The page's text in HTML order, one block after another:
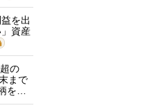
を出
資産
の
まで
を…